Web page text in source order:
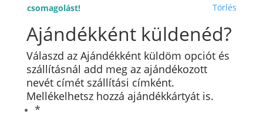
csomagolást!
Törlés
Ajándékként küldenéd?
Válaszd az Ajándékként küldöm opciót és
szállításnál add meg az ajándékozott
nevét címét szállítási címként.
Mellékelhetsz hozzá ajándékkártyát is.
*